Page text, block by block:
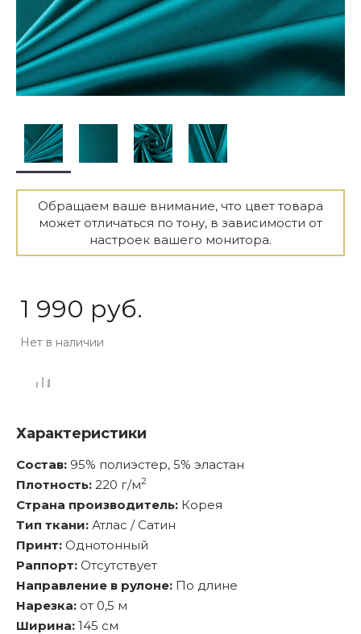
Обращаем ваше внимание, что цвет товара
может отличаться по тону, в зависимости от
настроек вашего монитора.
1 990 руб.
Нет в наличии
Характеристики
Состав: 95% полиэстер, 5% эластан
Плотность: 220 г/м2
Страна производитель: Корея
Тип ткани: Атлас / Сатин
Принт: Однотонный
Раппорт: Отсутствует
Направление в рулоне: По длине
Нарезка: от 0,5 м
Ширина: 145 см